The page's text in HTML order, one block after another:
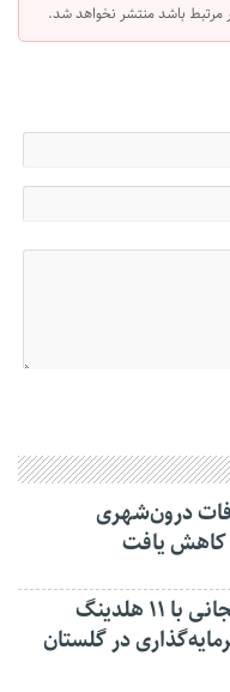
مرتبط باشد منتشر نخواهد شد.
درون‌شهری
استاندار: بابک زنجانی با ۱۱ هلدینگ
در گلستان